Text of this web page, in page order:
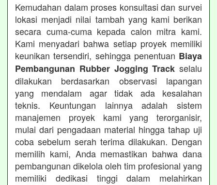
Kemudahan dalam proses konsultasi dan survei
lokasi menjadi nilai tambah yang kami berikan
secara cuma-cuma kepada calon mitra kami.
Kami menyadari bahwa setiap proyek memiliki
keunikan tersendiri, sehingga penentuan Biaya
Pembangunan Rubber Jogging Track selalu
dilakukan berdasarkan observasi lapangan
yang mendalam agar tidak ada kesalahan
teknis. Keuntungan lainnya adalah sistem
manajemen proyek kami yang terorganisir,
mulai dari pengadaan material hingga tahap uji
coba sebelum serah terima dilakukan. Dengan
memilih kami, Anda memastikan bahwa dana
pembangunan dikelola oleh tim profesional yang
memiliki dedikasi tinggi dalam melahirkan